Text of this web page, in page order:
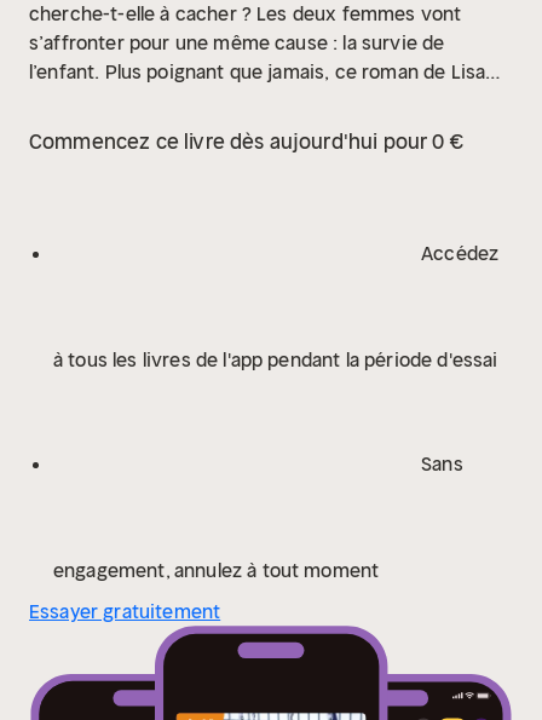
cherche-t-elle à cacher ? Les deux femmes vont
s’affronter pour une même cause : la survie de
l’enfant. Plus poignant que jamais, ce roman de Lisa
cœur du mensonge avec un talent vertigineux.
Commencez ce livre dès aujourd'hui pour 0 €
Accédez
à tous les livres de l'app pendant la période d'essai
Sans
engagement, annulez à tout moment
Essayer gratuitement